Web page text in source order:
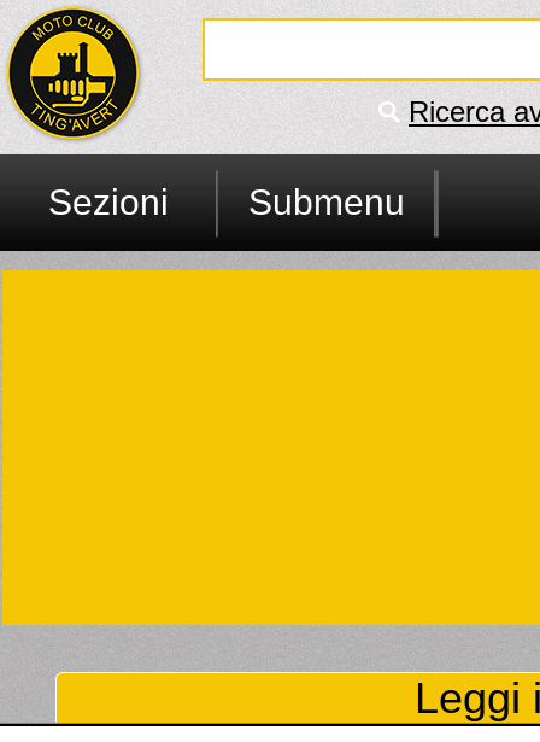
Ricerca
Sezioni Submenu
Leggi